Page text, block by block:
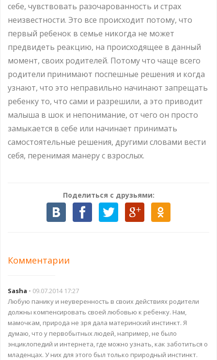
себе, чувствовать разочарованность и страх
неизвестности. Это все происходит потому, что
первый ребенок в семье никогда не может
предвидеть реакцию, на происходящее в данный
момент, своих родителей. Потому что чаще всего
родители принимают поспешные решения и когда
узнают, что это неправильно начинают запрещать
ребенку то, что сами и разрешили, а это приводит
малыша в шок и непонимание, от чего он просто
замыкается в себе или начинает принимать
самостоятельные решения, другими словами вести
себя, перенимая манеру с взрослых.
Поделиться с друзьями:
Комментарии
Sasha • 09.07.2014 17:27
Любую панику и неуверенность в своих действиях родители
должны компенсировать своей любовью к ребенку. Нам,
мамочкам, природа не зря дала материнский инстинкт. Я
думаю, что у первобытных людей, например, не было
энциклопедий и интернета, где можно узнать, как заботиться о
младенцах. У них для этого был только природный инстинкт.